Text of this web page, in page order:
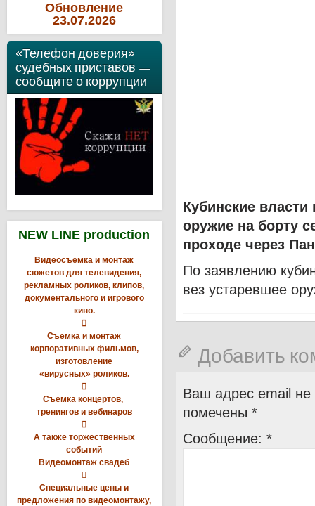
Обновление
23.07.2026
«Телефон доверия»
судебных приставов —
сообщите о коррупции
NEW LINE production
Видеосъемка и монтаж
сюжетов для телевидения,
рекламных роликов, клипов,
документального и игрового
кино.

Съемка и монтаж
корпоративных фильмов,
изготовление
«вирусных» роликов.

Съемка концертов,
тренингов и вебинаров

А также торжественных
событий
Видеомонтаж свадеб

Специальные цены и
предложения по видеомонтажу,
Кубинские
оружие на борту
проходе через
По заявлению
вез устаревшее
Добавить
Ваш адрес email не
помечены *
Сообщение: *